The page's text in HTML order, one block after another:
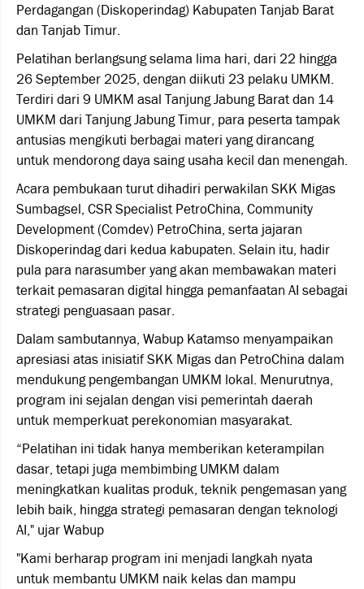
Perdagangan (Diskoperindag) Kabupaten Tanjab Barat
dan Tanjab Timur.
Pelatihan berlangsung selama lima hari, dari 22 hingga
26 September 2025, dengan diikuti 23 pelaku UMKM.
Terdiri dari 9 UMKM asal Tanjung Jabung Barat dan 14
UMKM dari Tanjung Jabung Timur, para peserta tampak
antusias mengikuti berbagai materi yang dirancang
untuk mendorong daya saing usaha kecil dan menengah.
Acara pembukaan turut dihadiri perwakilan SKK Migas
Sumbagsel, CSR Specialist PetroChina, Community
Development (Comdev) PetroChina, serta jajaran
Diskoperindag dari kedua kabupaten. Selain itu, hadir
pula para narasumber yang akan membawakan materi
terkait pemasaran digital hingga pemanfaatan AI sebagai
strategi penguasaan pasar.
Dalam sambutannya, Wabup Katamso menyampaikan
apresiasi atas inisiatif SKK Migas dan PetroChina dalam
mendukung pengembangan UMKM lokal. Menurutnya,
program ini sejalan dengan visi pemerintah daerah
untuk memperkuat perekonomian masyarakat.
“Pelatihan ini tidak hanya memberikan keterampilan
dasar, tetapi juga membimbing UMKM dalam
meningkatkan kualitas produk, teknik pengemasan yang
lebih baik, hingga strategi pemasaran dengan teknologi
AI," ujar Wabup
"Kami berharap program ini menjadi langkah nyata
untuk membantu UMKM naik kelas dan mampu